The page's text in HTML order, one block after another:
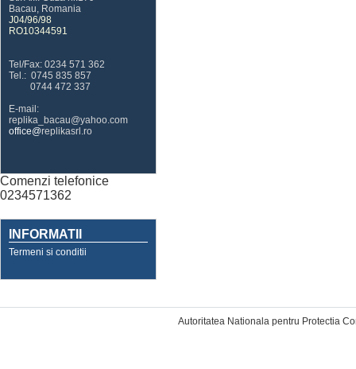
Bacau, Romania
J04/96/98
RO10344591
Tel/Fax: 0234 571 362
Tel.: 0745 835 857
0744 472 337
E-mail:
replika_bacau@yahoo.com
office@replikasrl.ro
Comenzi telefonice
0234571362
INFORMATII
Termeni si conditii
Autoritatea Nationala pentru Protectia